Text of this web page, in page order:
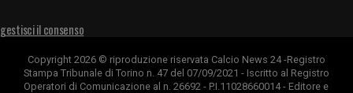
gestisci il consenso
Copyright 2026 © riproduzione riservata Calcio News 24 -Registro
Stampa Tribunale di Torino n. 47 del 07/09/2021 - Iscritto al Registro
Operatori di Comunicazione al n. 26692 - P.I.11028660014 - Editore e